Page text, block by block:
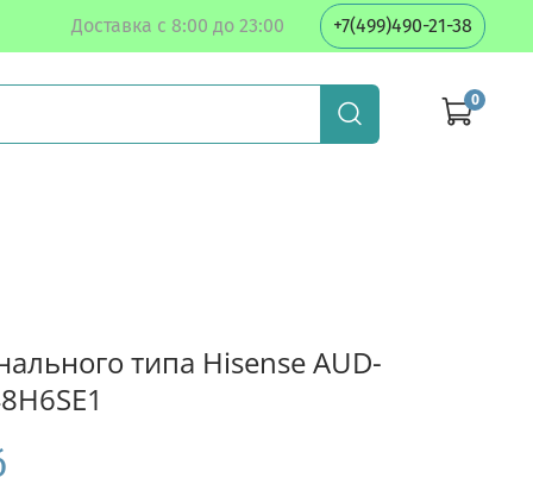
Доставка с 8:00 до 23:00 +7(499)490-21-38
0
типа Hisense AUD-